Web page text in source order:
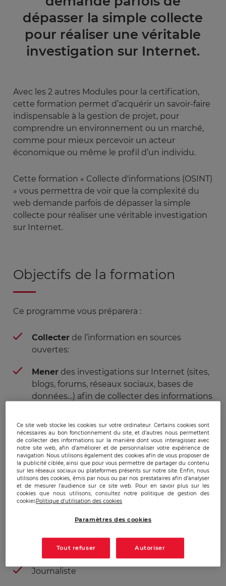
dépasser la simple collecte
pour réaliser une véritable
investigation sur Internet.
Avec les 2 autres Modules pour la certification,
cette formation permet d’acquérir un savoir-faire
indispensable à la gestion de projet, pour
comprendre un environnement ou un marché,
comme pour mieux percevoir un acteur
économique ou même le profil d’un individu.
Cette formation « Collecte d'informations (OSINT)
» vous permettra de voir que la complexité du
web demande parfois de dépasser la simple
collecte pour réaliser une véritable investigation
sur Internet.
Objectifs de la formation
Ce programme vous préparera :
Collecter de l’information en sources
ouvertes:
Mener des investigations sur Internet (sites,
blogs, forums, réseaux sociaux, bases de
données…) afin de collecter des informations
Compétences visées :
Savoir mener des investigationssur
internet afin de collecter des informations
utiles à une problématique à analyser
Les débouchés métiers :
Acheteurs IMPORT /EXPORT
Journaliste
Ce site web stocke les cookies sur votre ordinateur. Certains cookies sont
nécessaires au bon fonctionnement du site, et d’autres nous permettent
de collecter des informations sur la manière dont vous interagissez avec
notre site web, afin d’améliorer et de personnaliser votre expérience de
navigation. Nous utilisons également des cookies afin de vous proposer de
la publicité ciblée, ainsi que pour vous permettre de partager du contenu
sur les réseaux sociaux ou plateformes présents sur notre site. Enfin, nous
utilisons des cookies, émis par nous ou par nos prestataires afin d’analyser
et de mesurer l’audience sur ce site web. Pour en savoir plus sur les
cookies que nous utilisons, consultez notre politique de gestion des
cookiesPolitique d'utilisation des cookies
Paramètres des cookies
Tout refuser Autoriser